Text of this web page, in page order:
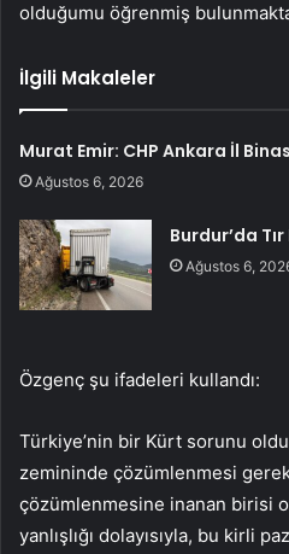
olduğumu öğrenmiş
İlgili Makaleler
Murat Emir: CHP Ankara İl
Ağustos 6, 2026
Burdur’da
Ağustos 6,
Özgenç şu ifadeleri kullandı:
Türkiye’nin bir Kürt sorunu
zemininde çözümlenmesi
çözümlenmesine inanan birisi
yanlışlığı dolayısıyla, bu kirli